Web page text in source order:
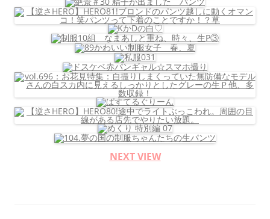
NEXT VIEW